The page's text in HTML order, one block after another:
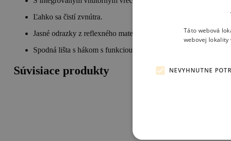
Ľahko sa čistí zvnútra.
Jasné odrazky z reflexného materiálu 3M Scotchlite.
Spodná lišta s hákom s funkciou proti poškriabaniu na ochranu
Súvisiace produkty
Táto webová
webovej lokality
NEVYHNUTNE